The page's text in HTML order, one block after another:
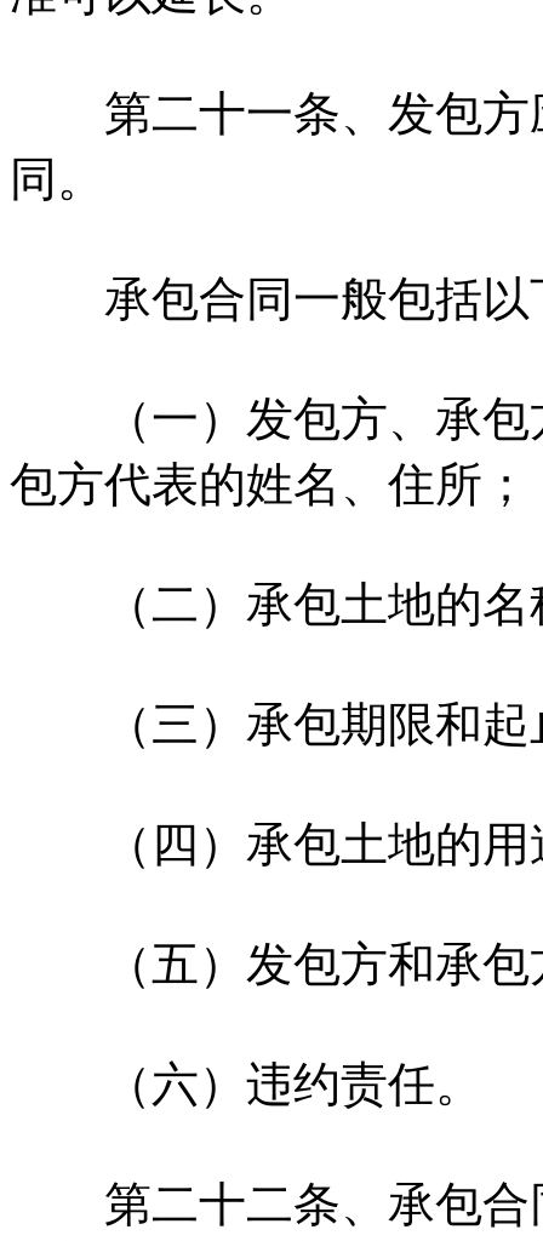
第二十一条、发包方
同。
承包合同一般包括以
（一）发包方、承包
包方代表的姓名、住所；
（二）承包土地的名
（三）承包期限和起
（四）承包土地的用
（五）发包方和承包
（六）违约责任。
第二十二条、承包合